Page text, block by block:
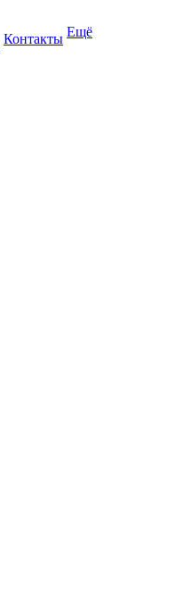
Контакты Ещё